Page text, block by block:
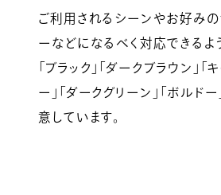
ご利用されるシーンやお好みの
ーなどになるべく対応できるよ
「ブラック」「ダークブラウン」「
ー」「ダークグリーン」「ボルド
意しています。